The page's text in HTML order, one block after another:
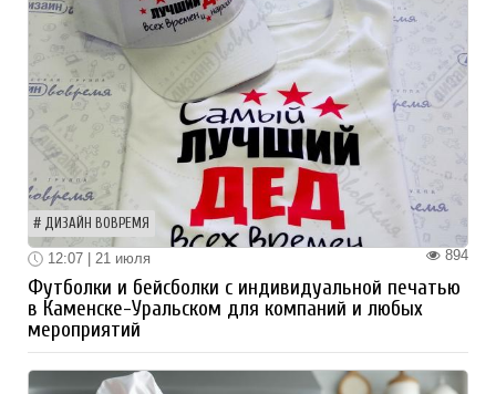
ДИЗАЙН ВОВРЕМЯ
894
12:07 | 21 июля
Футболки и бейсболки с индивидуальной печатью
в Каменске-Уральском для компаний и любых
мероприятий